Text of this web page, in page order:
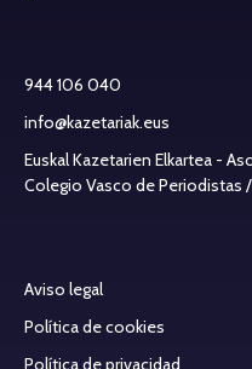
944 106 040
info@kazetariak.eus
Euskal Kazetarien Elkartea -
Colegio Vasco de Periodistas
Aviso legal
Política de cookies
Política de privacidad